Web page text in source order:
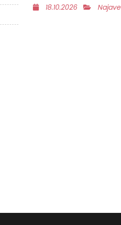
18.10.2026
Najave